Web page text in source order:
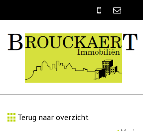
Terug naar overzicht